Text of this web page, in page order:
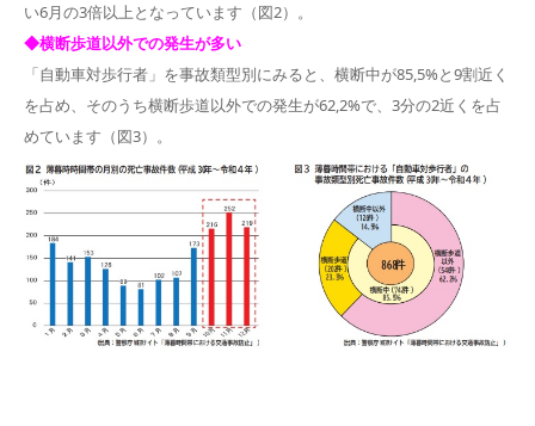
い6月の3倍以上となっています（図2）。
◆横断歩道以外での発生が多い
「自動車対歩行者」を事故類型別にみると、横断中が85,5%と9割近く
を占め、そのうち横断歩道以外での発生が62,2%で、3分の2近くを占
めています（図3）。